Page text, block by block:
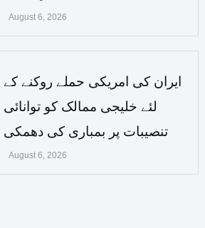
August 6, 2026
ایران کی امریکی حملے روکنے کے
لئے خلیجی ممالک کو توانائی
تنصیبات پر بمباری کی دھمکی
August 6, 2026